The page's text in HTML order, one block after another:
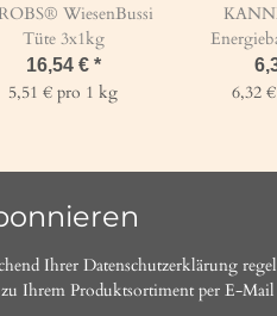
WiesenBussi
Tüte 3x1kg
16,54 € *
5,51 € pro 1 kg 6,32
Ihrer Datenschutzerklärung
Ihrem Produktsortiment per E-Mail